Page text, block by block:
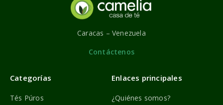
Caracas – Venezuela
Contáctenos
Categorías
Tés Púros
Enlaces principales
¿Quiénes somos?